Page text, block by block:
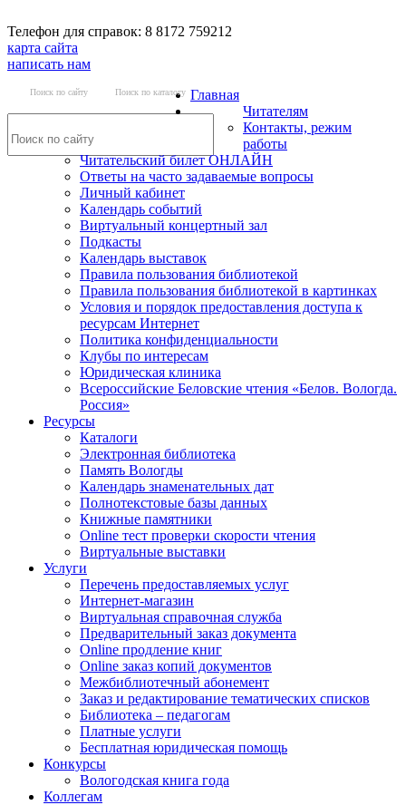
Телефон для справок: 8 8172 759212
карта сайта
написать нам
Поиск по сайту Поиск по каталогу Главная
Читателям
Контакты, режим
работы
Читательский билет ОНЛАЙН
Ответы на часто задаваемые вопросы
Личный кабинет
Календарь событий
Виртуальный концертный зал
Подкасты
Календарь выставок
Правила пользования библиотекой
Правила пользования библиотекой в картинках
Условия и порядок предоставления доступа к
ресурсам Интернет
Политика конфиденциальности
Клубы по интересам
Юридическая клиника
Всероссийские Беловские чтения «Белов. Вологда.
Россия»
Ресурсы
Каталоги
Электронная библиотека
Память Вологды
Календарь знаменательных дат
Полнотекстовые базы данных
Книжные памятники
Online тест проверки скорости чтения
Виртуальные выставки
Услуги
Перечень предоставляемых услуг
Интернет-магазин
Виртуальная справочная служба
Предварительный заказ документа
Online продление книг
Online заказ копий документов
Межбиблиотечный абонемент
Заказ и редактирование тематических списков
Библиотека – педагогам
Платные услуги
Бесплатная юридическая помощь
Конкурсы
Вологодская книга года
Коллегам